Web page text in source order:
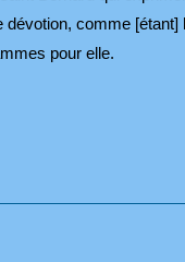
dévotion, comme
pour elle.